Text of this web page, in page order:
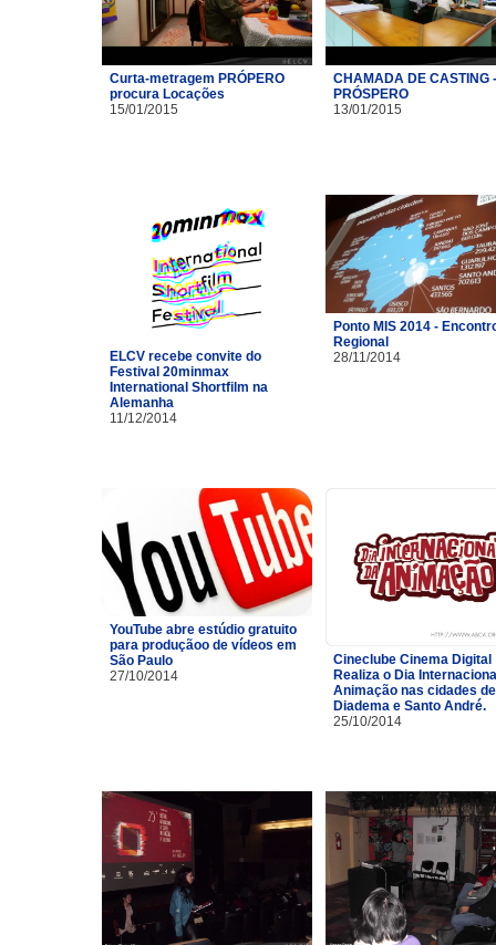
Curta-metragem PRÓPERO
procura Locações
15/01/2015
CHAMADA DE CASTING -
PRÓSPERO
13/01/2015
ELCV recebe convite do
Festival 20minmax
International Shortfilm na
Alemanha
11/12/2014
Ponto MIS 2014 -
Regional
28/11/2014
YouTube abre estúdio gratuito
para produçãoo de vídeos em
São Paulo
27/10/2014
Cineclube Cinema Digital
Realiza o Dia
Animação nas cidades de
Diadema e Santo André.
25/10/2014